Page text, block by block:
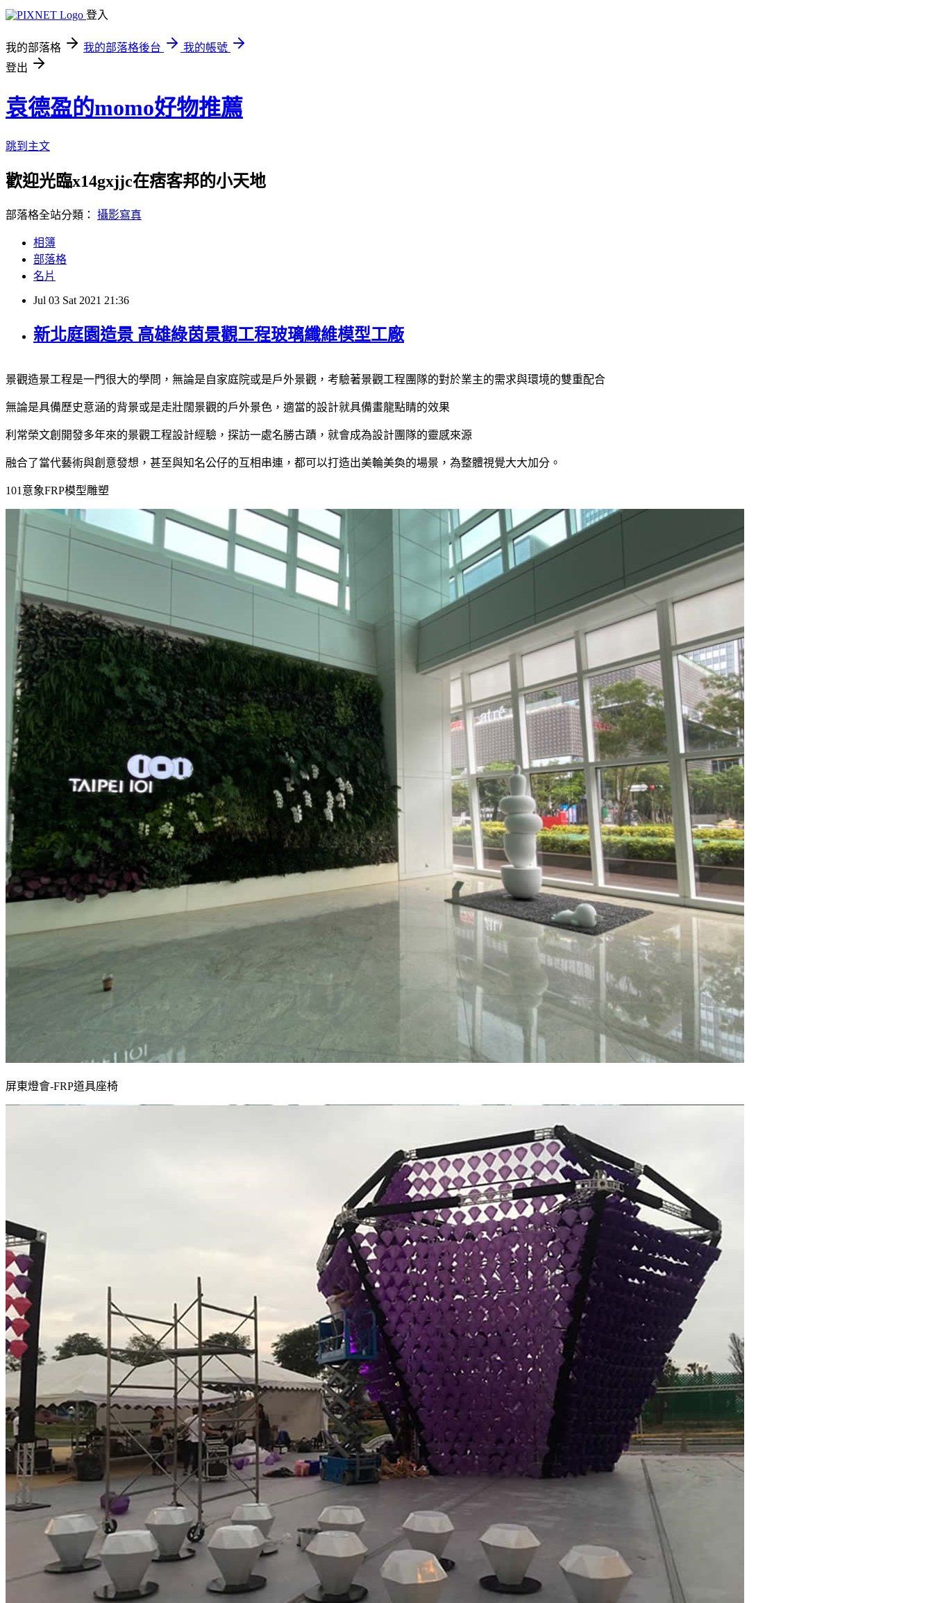
登入
我的部落格 我的部落格後台
我的帳號
登出
袁德盈的momo好物推薦
跳到主文
歡迎光臨x14gxjjc在痞客邦的小天地
部落格全站分類： 攝影寫真
相簿
部落格
名片
Jul 03 Sat 2021 21:36
新北庭園造景 高雄綠茵景觀工程玻璃纖維模型工廠
景觀造景工程是一門很大的學問，無論是自家庭院或是戶外景觀，考驗著景觀工程團隊的對於業主的需求與環境的雙重配合
無論是具備歷史意涵的背景或是走壯闊景觀的戶外景色，適當的設計就具備畫龍點睛的效果
利常榮文創開發多年來的景觀工程設計經驗，探訪一處名勝古蹟，就會成為設計團隊的靈感來源
融合了當代藝術與創意發想，甚至與知名公仔的互相串連，都可以打造出美輪美奐的場景，為整體視覺大大加分。
101意象FRP模型雕塑
屏東燈會-FRP道具座椅